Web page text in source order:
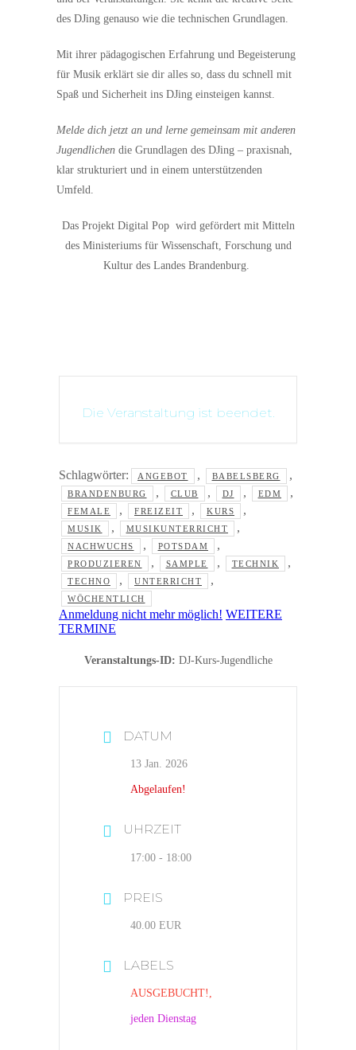
des DJing genauso wie die technischen Grundlagen.
Mit ihrer pädagogischen Erfahrung und Begeisterung
für Musik erklärt sie dir alles so, dass du schnell mit
Spaß und Sicherheit ins DJing einsteigen kannst.
Melde dich jetzt an und lerne gemeinsam mit anderen
Jugendlichen die Grundlagen des DJing – praxisnah,
klar strukturiert und in einem unterstützenden
Umfeld.
Das Projekt Digital Pop wird gefördert mit Mitteln
des Ministeriums für Wissenschaft, Forschung und
Kultur des Landes Brandenburg.
Die Veranstaltung ist beendet.
Schlagwörter: ANGEBOT , BABELSBERG ,
BRANDENBURG , CLUB , DJ , EDM ,
FEMALE , FREIZEIT , KURS ,
MUSIK , MUSIKUNTERRICHT ,
NACHWUCHS , POTSDAM ,
PRODUZIEREN , SAMPLE , TECHNIK ,
TECHNO , UNTERRICHT ,
WÖCHENTLICH
Anmeldung nicht mehr möglich! WEITERE
TERMINE
Veranstaltungs-ID: DJ-Kurs-Jugendliche
DATUM
13 Jan. 2026
Abgelaufen!
UHRZEIT
17:00 - 18:00
PREIS
40.00 EUR
LABELS
AUSGEBUCHT!,
jeden Dienstag